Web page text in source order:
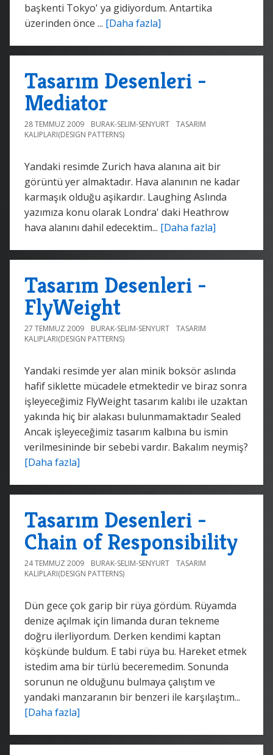
başkenti Tokyo' ya gidiyordum. Antartika
üzerinden önce ... [Daha fazla]
Tasarım Desenleri -
Mediator
28 TEMMUZ 2009 BURAK-SELIM-SENYURT
TASARIM
KALIPLARI(DESIGN PATTERNS)
Yandaki resimde Zurich hava alanına ait bir
görüntü yer almaktadır. Hava alanının ne kadar
karmaşık olduğu aşikardır. Laughing Aslında
yazımıza konu olarak Londra' daki Heathrow
hava alanını dahil edecektim... [Daha fazla]
Tasarım Desenleri -
FlyWeight
27 TEMMUZ 2009 BURAK-SELIM-SENYURT
TASARIM
KALIPLARI(DESIGN PATTERNS)
Yandaki resimde yer alan minik boksör aslında
hafif siklette mücadele etmektedir ve biraz sonra
işleyeceğimiz FlyWeight tasarım kalıbı ile uzaktan
yakında hiç bir alakası bulunmamaktadır Sealed
Ancak işleyeceğimiz tasarım kalbına bu ismin
verilmesininde bir sebebi vardır. Bakalım neymiş?
[Daha fazla]
Tasarım Desenleri -
Chain of Responsibility
24 TEMMUZ 2009 BURAK-SELIM-SENYURT
TASARIM
KALIPLARI(DESIGN PATTERNS)
Dün gece çok garip bir rüya gördüm. Rüyamda
denize açılmak için limanda duran tekneme
doğru ilerliyordum. Derken kendimi kaptan
köşkünde buldum. E tabi rüya bu. Hareket etmek
istedim ama bir türlü beceremedim. Sonunda
sorunun ne olduğunu bulmaya çalıştım ve
yandaki manzaranın bir benzeri ile karşılaştım...
[Daha fazla]